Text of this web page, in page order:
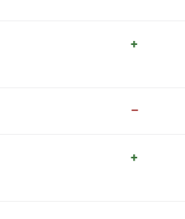
+
–
+